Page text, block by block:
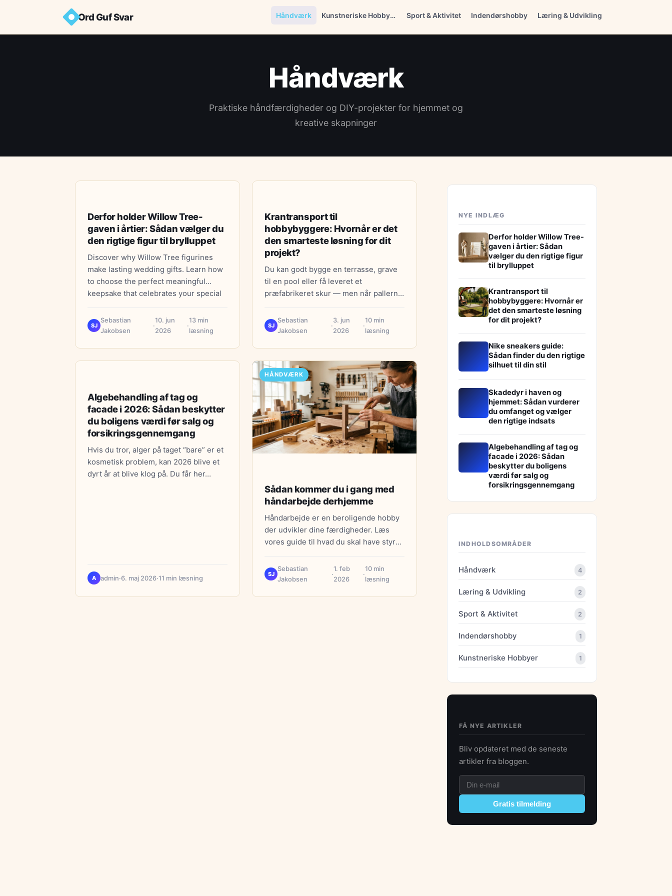
Ord Guf Svar Håndværk Kunstneriske Hobbyer Sport & Aktivitet Indendørshobby Læring & Udvikling
Håndværk
Praktiske håndfærdigheder og DIY-projekter for hjemmet og
kreative skapninger
Derfor holder Willow Tree-
gaven i årtier: Sådan vælger du
den rigtige figur til brylluppet
Discover why Willow Tree figurines
make lasting wedding gifts. Learn how
to choose the perfect meaningful
keepsake that celebrates your special
SJ
Sebastian
Jakobsen
·
10. jun
2026
·
13 min
læsning
Krantransport til
hobbybyggere: Hvornår er det
den smarteste løsning for dit
projekt?
Du kan godt bygge en terrasse, grave
til en pool eller få leveret et
præfabrikeret skur — men når pallerne
SJ
Sebastian
Jakobsen
·
3. jun
2026
·
10 min
læsning
Algebehandling af tag og
facade i 2026: Sådan beskytter
du boligens værdi før salg og
forsikringsgennemgang
Hvis du tror, alger på taget “bare” er et
kosmetisk problem, kan 2026 blive et
dyrt år at blive klog på. Du får her…
A admin·6. maj 2026·11 min læsning
HÅNDVÆRK
Sådan kommer du i gang med
håndarbejde derhjemme
Håndarbejde er en beroligende hobby
der udvikler dine færdigheder. Læs
vores guide til hvad du skal have styr
SJ
Sebastian
Jakobsen
·
1. feb
2026
·
10 min
læsning
NYE INDLÆG
Derfor holder Willow Tree-
gaven i årtier: Sådan
vælger du den rigtige figur
til brylluppet
Krantransport til
hobbybyggere: Hvornår er
det den smarteste løsning
for dit projekt?
Nike sneakers guide:
Sådan finder du den rigtige
silhuet til din stil
Skadedyr i haven og
hjemmet: Sådan vurderer
du omfanget og vælger
den rigtige indsats
Algebehandling af tag og
facade i 2026: Sådan
beskytter du boligens
værdi før salg og
forsikringsgennemgang
INDHOLDSOMRÅDER
Håndværk 4
Læring & Udvikling 2
Sport & Aktivitet 2
Indendørshobby 1
Kunstneriske Hobbyer 1
FÅ NYE ARTIKLER
Bliv opdateret med de seneste
artikler fra bloggen.
Gratis tilmelding